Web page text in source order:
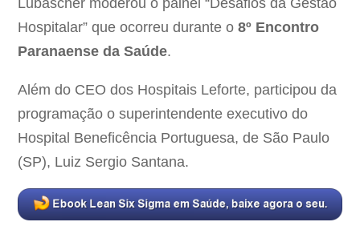
Lubascher moderou o painel “Desafios da Gestão
Hospitalar” que ocorreu durante o8º Encontro
Paranaense da Saúde.
Além do CEO dos Hospitais Leforte, participou da
programação o superintendente executivo do
Hospital Beneficência Portuguesa, de São Paulo
(SP), Luiz Sergio Santana.